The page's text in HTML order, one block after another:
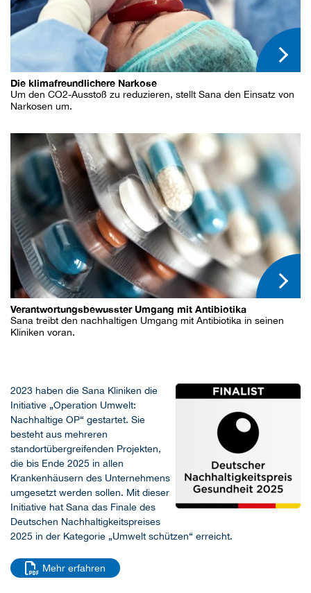
Die klimafreundlichere Narkose
Um den CO2-Ausstoß zu reduzieren, stellt Sana den Einsatz von
Narkosen um.
Verantwortungsbewusster Umgang mit Antibiotika
Sana treibt den nachhaltigen Umgang mit Antibiotika in seinen
Kliniken voran.
2023 haben die Sana Kliniken die
Initiative „Operation Umwelt:
Nachhaltige OP“ gestartet. Sie
besteht aus mehreren
standortübergreifenden Projekten,
die bis Ende 2025 in allen
Krankenhäusern des Unternehmens
umgesetzt werden sollen. Mit dieser
Initiative hat Sana das Finale des
Deutschen Nachhaltigkeitspreises
2025 in der Kategorie „Umwelt schützen“ erreicht.
Mehr erfahren